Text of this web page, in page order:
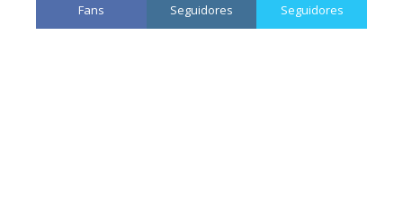
Fans Seguidores Seguidores